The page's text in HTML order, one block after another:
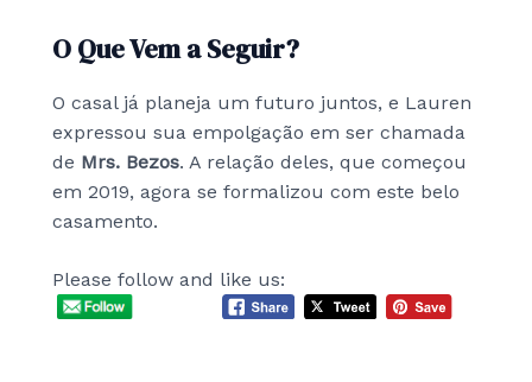
O Que Vem a Seguir?
O casal já planeja um futuro juntos, e Lauren
expressou sua empolgação em ser chamada
de Mrs. Bezos. A relação deles, que começou
em 2019, agora se formalizou com este belo
casamento.
Please follow and like us: